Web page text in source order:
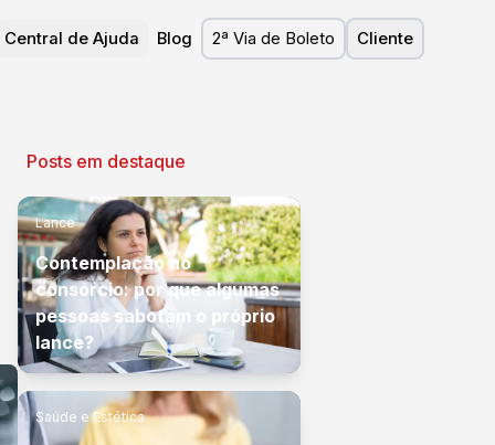
Central de Ajuda Blog 2ª Via de Boleto Cliente
Posts em destaque
Lance
Contemplação no
consórcio: por que algumas
pessoas sabotam o próprio
lance?
Saúde e Estética